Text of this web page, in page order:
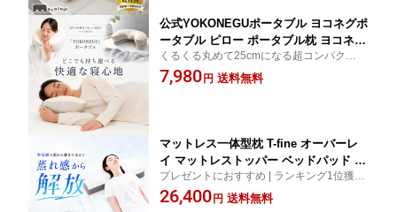
公式YOKONEGUポータブル ヨコネグポ
ータブル ピロー ポータブル枕 ヨコネグ
ポータブル枕 ポータブル ネックピロー
アウトドア ランバーサポート 低め ピロ
くるくる丸めて25cmになる超コンパクト枕
| クラウドファンディングmakuake達成率6
61%！ | ヨコネグ YOKONEGU 横寝枕今ま
7,980 円 送料無料
マットレス一体型枕 T-fine オーバーレ
イ マットレストッパー ベッドパッド テ
ィーファイン 枕 仰向け 横向き ファイ
バー 高通気 巻き肩 猫背 反り腰 腰痛 腰
プレゼントにおすすめ | ランキング1位獲得
| 送料無料（沖縄・北海道・離島は除く） |
T-fine
26,400 円 送料無料